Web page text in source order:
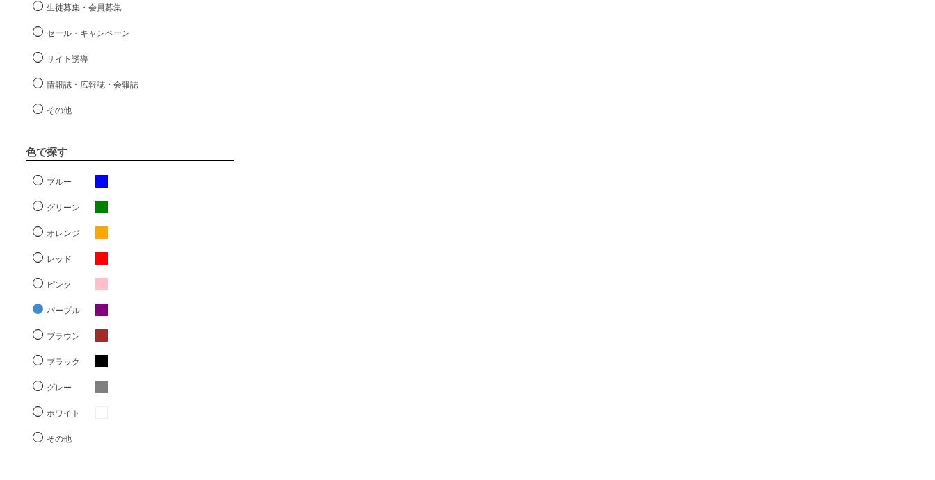
生徒募集・会員募集
セール・キャンペーン
サイト誘導
情報誌・広報誌・会報誌
その他
色で探す
ブルー
グリーン
オレンジ
レッド
ピンク
パープル
ブラウン
ブラック
グレー
ホワイト
その他